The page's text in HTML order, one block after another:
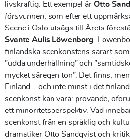
livskraftig. Ett exempel är Otto
försvunnen, som efter ett
Scene i Oslo utsågs till Årets
Svante Aulis Löwenborg.
finländska scenkonstens särart
”udda underhållning” och
mycket säregen ton”. Det finns,
Finland – och inte minst i det
scenkonst kan vara: prövande,
ett minoritetsperspektiv. Vad
scenkonst från en språklig och
dramatiker Otto Sandqvist och